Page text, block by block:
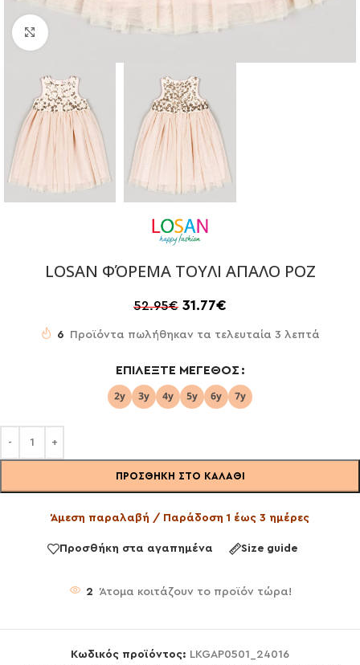
Click to enlarge
LOSAN ΦΌΡΕΜΑ ΤΟΥΛΙ ΑΠΑΛΟ ΡΟΖ
52.95€ 31.77€
6 Προϊόντα πωλήθηκαν τα τελευταία 3 λεπτά
ΕΠΙΛΈΞΤΕ ΜΈΓΕΘΟΣ
ΠΡΟΣΘΉΚΗ ΣΤΟ ΚΑΛΆΘΙ
Άμεση παραλαβή / Παράδοση 1 έως 3 ημέρες
Προσθήκη στα αγαπημένα Size guide
2 Άτομα κοιτάζουν το προϊόν τώρα!
Κωδικός προϊόντος: LKGAP0501_24016